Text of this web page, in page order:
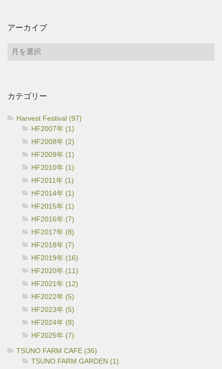
アーカイブ
ア
ブ
カテゴリー
Harvest Festival (97)
HF2007年 (1)
HF2008年 (2)
HF2009年 (1)
HF2010年 (1)
HF2011年 (1)
HF2014年 (1)
HF2015年 (1)
HF2016年 (7)
HF2017年 (8)
HF2018年 (7)
HF2019年 (16)
HF2020年 (11)
HF2021年 (12)
HF2022年 (5)
HF2023年 (5)
HF2024年 (8)
HF2025年 (7)
TSUNO FARM CAFE (36)
TSUNO FARM GARDEN (1)